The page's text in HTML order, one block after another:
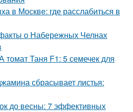
в Москве: где расслабиться в
о Набережных Челнах
Таня F1: 5 семечек для
сбрасывает листья:
до весны: 7 эффективных